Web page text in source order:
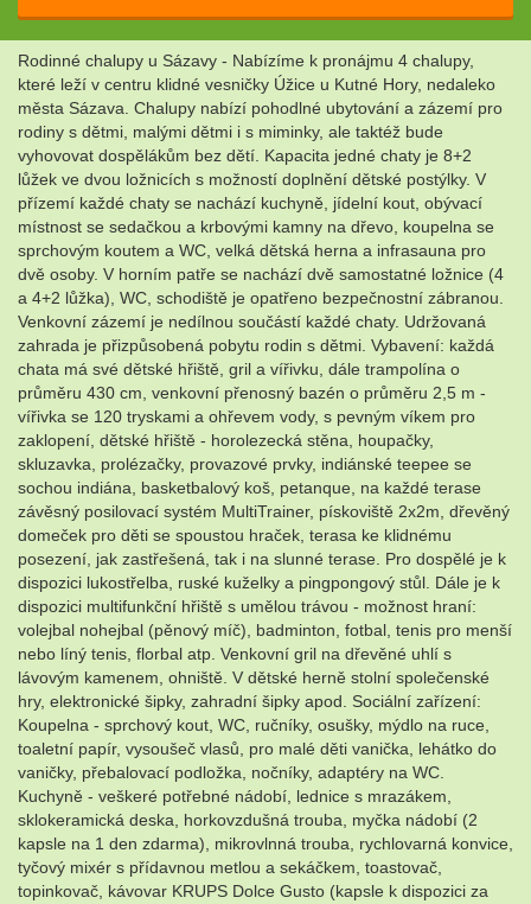
Rodinné chalupy u Sázavy - Nabízíme k pronájmu 4 chalupy,
které leží v centru klidné vesničky Úžice u Kutné Hory, nedaleko
města Sázava. Chalupy nabízí pohodlné ubytování a zázemí pro
rodiny s dětmi, malými dětmi i s miminky, ale taktéž bude
vyhovovat dospělákům bez dětí. Kapacita jedné chaty je 8+2
lůžek ve dvou ložnicích s možností doplnění dětské postýlky. V
přízemí každé chaty se nachází kuchyně, jídelní kout, obývací
místnost se sedačkou a krbovými kamny na dřevo, koupelna se
sprchovým koutem a WC, velká dětská herna a infrasauna pro
dvě osoby. V horním patře se nachází dvě samostatné ložnice (4
a 4+2 lůžka), WC, schodiště je opatřeno bezpečnostní zábranou.
Venkovní zázemí je nedílnou součástí každé chaty. Udržovaná
zahrada je přizpůsobená pobytu rodin s dětmi. Vybavení: každá
chata má své dětské hřiště, gril a vířivku, dále trampolína o
průměru 430 cm, venkovní přenosný bazén o průměru 2,5 m -
vířivka se 120 tryskami a ohřevem vody, s pevným víkem pro
zaklopení, dětské hřiště - horolezecká stěna, houpačky,
skluzavka, prolézačky, provazové prvky, indiánské teepee se
sochou indiána, basketbalový koš, petanque, na každé terase
závěsný posilovací systém MultiTrainer, pískoviště 2x2m, dřevěný
domeček pro děti se spoustou hraček, terasa ke klidnému
posezení, jak zastřešená, tak i na slunné terase. Pro dospělé je k
dispozici lukostřelba, ruské kuželky a pingpongový stůl. Dále je k
dispozici multifunkční hřiště s umělou trávou - možnost hraní:
volejbal nohejbal (pěnový míč), badminton, fotbal, tenis pro menší
nebo líný tenis, florbal atp. Venkovní gril na dřevěné uhlí s
lávovým kamenem, ohniště. V dětské herně stolní společenské
hry, elektronické šipky, zahradní šipky apod. Sociální zařízení:
Koupelna - sprchový kout, WC, ručníky, osušky, mýdlo na ruce,
toaletní papír, vysoušeč vlasů, pro malé děti vanička, lehátko do
vaničky, přebalovací podložka, nočníky, adaptéry na WC.
Kuchyně - veškeré potřebné nádobí, lednice s mrazákem,
sklokeramická deska, horkovzdušná trouba, myčka nádobí (2
kapsle na 1 den zdarma), mikrovlnná trouba, rychlovarná konvice,
tyčový mixér s přídavnou metlou a sekáčkem, toastovač,
topinkovač, kávovar KRUPS Dolce Gusto (kapsle k dispozici za